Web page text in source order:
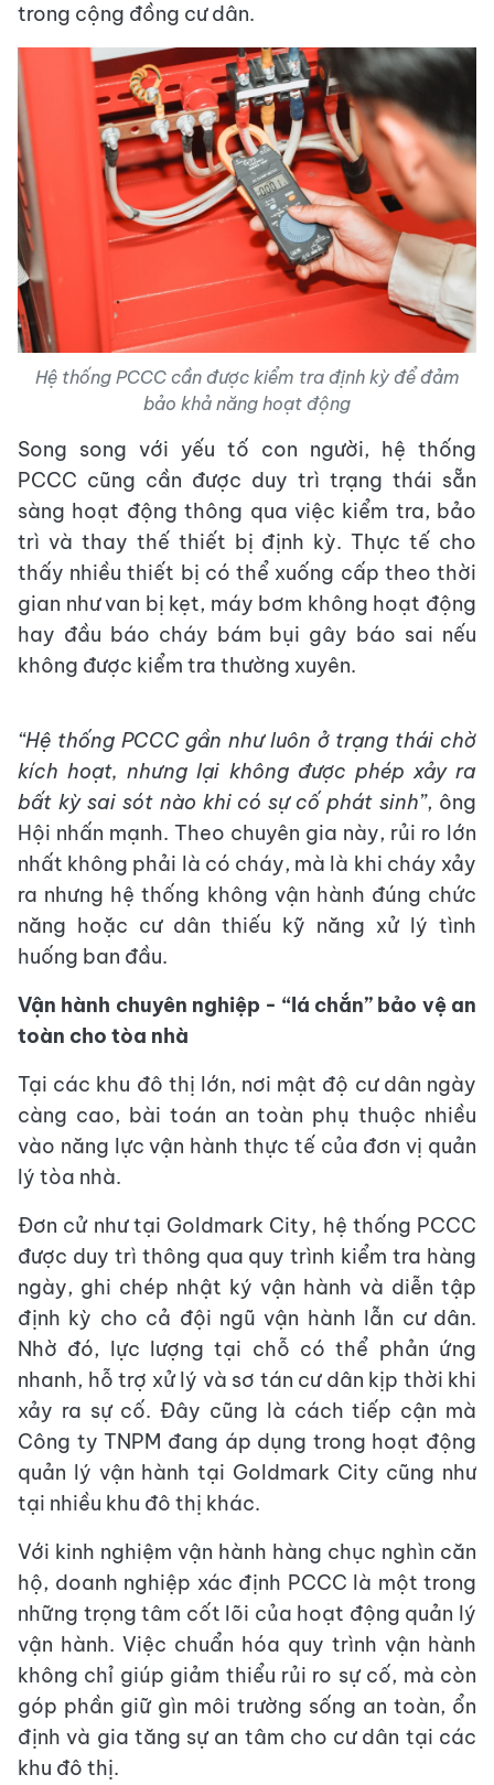
trong cộng đồng cư dân.
Hệ thống PCCC cần được kiểm tra định kỳ để đảm
bảo khả năng hoạt động
Song song với yếu tố con người, hệ thống
PCCC cũng cần được duy trì trạng thái sẵn
sàng hoạt động thông qua việc kiểm tra, bảo
trì và thay thế thiết bị định kỳ. Thực tế cho
thấy nhiều thiết bị có thể xuống cấp theo thời
gian như van bị kẹt, máy bơm không hoạt động
hay đầu báo cháy bám bụi gây báo sai nếu
không được kiểm tra thường xuyên.
“Hệ thống PCCC gần như luôn ở trạng thái chờ
kích hoạt, nhưng lại không được phép xảy ra
bất kỳ sai sót nào khi có sự cố phát sinh”, ông
Hội nhấn mạnh. Theo chuyên gia này, rủi ro lớn
nhất không phải là có cháy, mà là khi cháy xảy
ra nhưng hệ thống không vận hành đúng chức
năng hoặc cư dân thiếu kỹ năng xử lý tình
huống ban đầu.
Vận hành chuyên nghiệp - “lá chắn” bảo vệ an
toàn cho tòa nhà
Tại các khu đô thị lớn, nơi mật độ cư dân ngày
càng cao, bài toán an toàn phụ thuộc nhiều
vào năng lực vận hành thực tế của đơn vị quản
lý tòa nhà.
Đơn cử như tại Goldmark City, hệ thống PCCC
được duy trì thông qua quy trình kiểm tra hàng
ngày, ghi chép nhật ký vận hành và diễn tập
định kỳ cho cả đội ngũ vận hành lẫn cư dân.
Nhờ đó, lực lượng tại chỗ có thể phản ứng
nhanh, hỗ trợ xử lý và sơ tán cư dân kịp thời khi
xảy ra sự cố. Đây cũng là cách tiếp cận mà
Công ty TNPM đang áp dụng trong hoạt động
quản lý vận hành tại Goldmark City cũng như
tại nhiều khu đô thị khác.
Với kinh nghiệm vận hành hàng chục nghìn căn
hộ, doanh nghiệp xác định PCCC là một trong
những trọng tâm cốt lõi của hoạt động quản lý
vận hành. Việc chuẩn hóa quy trình vận hành
không chỉ giúp giảm thiểu rủi ro sự cố, mà còn
góp phần giữ gìn môi trường sống an toàn, ổn
định và gia tăng sự an tâm cho cư dân tại các
khu đô thị.